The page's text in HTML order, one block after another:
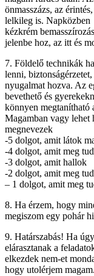
önmasszázs, az
lelkileg is. Napközben
kézkrém
jelenbe hoz, az itt és
7. Földelő technikák
lenni, biztonságérzetet,
nyugalmat hozva. Az
bevethető és
könnyen megtanítható
Magamban vagy lehet
megnevezek
-5 dolgot, amit látok
-4 dolgot, amit meg
-3 dolgot, amit hallok
-2 dolgot, amit meg
– 1 dolgot, amit meg
8. Ha érzem, hogy
megiszom egy pohár
9. Határszabás! Ha
elárasztanak a
elkezdek nem-et
hogy utolérjem magam.